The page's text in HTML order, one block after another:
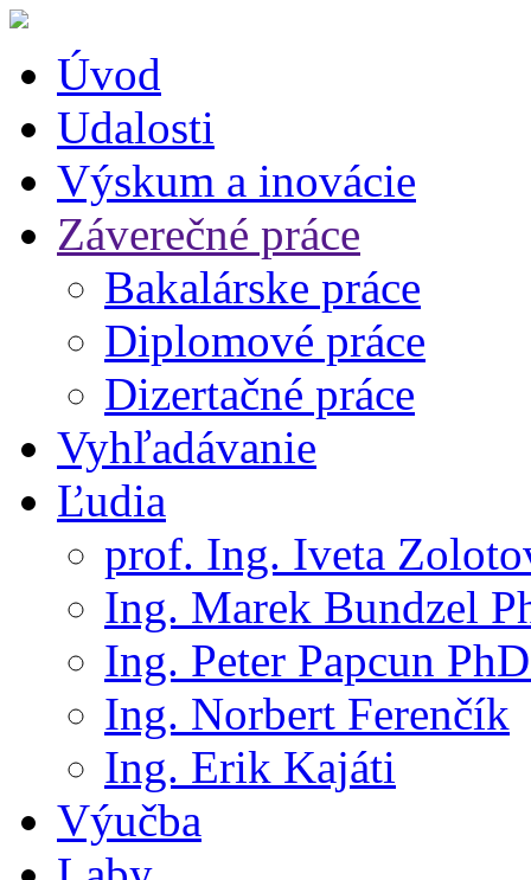
Úvod
Udalosti
Výskum a inovácie
Záverečné práce
Bakalárske práce
Diplomové práce
Dizertačné práce
Vyhľadávanie
Ľudia
prof. Ing. Iveta
Ing. Marek Bundzel
Ing. Peter Papcun
Ing. Norbert Ferenčík
Ing. Erik Kajáti
Výučba